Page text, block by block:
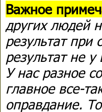
Важное
других людей
результат
результат не
У нас разное
главное все-
оправдание.